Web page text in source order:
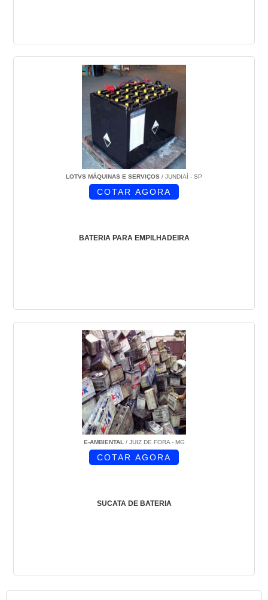
LOTVS MÁQUINAS E SERVIÇOS / JUNDIAÍ - SP
BATERIA PARA EMPILHADEIRA
COTAR AGORA
E-AMBIENTAL/ JUIZ DE FORA - MG
SUCATA DE BATERIA
COTAR AGORA